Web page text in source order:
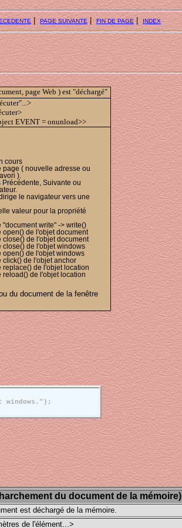
|PAGE SUIVANTE|FIN DE PAGE|INDEX
page Web ) est "déchargé"
EVENT = onunload>>
cours
page ( nouvelle adresse ou
).
Suivante ou
le navigateur vers une
valeur pour la propriété
write" -> write()
open() de l'objet document
close() de l'objet document
close() de l'objet windows
open() de l'objet windows
click() de l'objet anchor
replace() de l'objet location
reload() de l'objet location
du document de la fenêtre
du document de la mémoire)
est déchargé de la mémoire.
de l'élément...>